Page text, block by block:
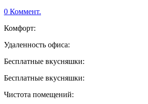
0 Коммент.
Комфорт:
Удаленность офиса:
Бесплатные вкусняшки:
Бесплатные вкусняшки:
Чистота помещений: